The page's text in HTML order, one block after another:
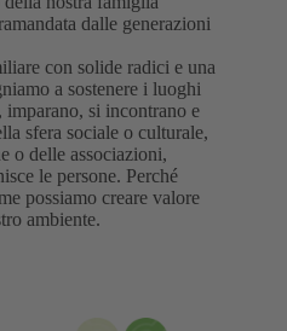
dalle generazioni
con solide radici e una
a sostenere i luoghi
si incontrano e
sfera sociale o culturale,
o delle associazioni,
le persone. Perché
possiamo creare valore
ambiente.